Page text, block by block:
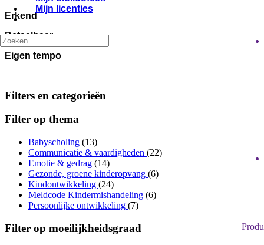
Mijn licenties
Erkend
Betaalbaar
Eigen tempo
Filters en categorieën
Filter op thema
Babyscholing (13)
Communicatie & vaardigheden (22)
Emotie & gedrag (14)
Gezonde, groene kinderopvang (6)
Kindontwikkeling (24)
Meldcode Kindermishandeling (6)
Persoonlijke ontwikkeling (7)
Filter op moeilijkheidsgraad